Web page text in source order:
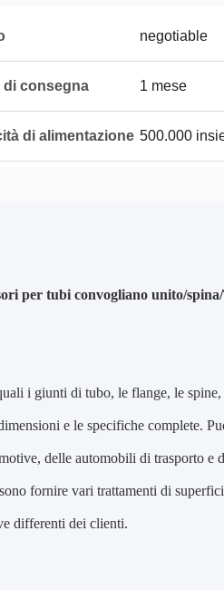
negotiable
di consegna 1 mese
di alimentazione 500.000
per tubi convogliano unito/
i giunti di tubo, le flange, le
e le specifiche complete.
delle automobili di trasporto e
fornire vari trattamenti di
differenti dei clienti.